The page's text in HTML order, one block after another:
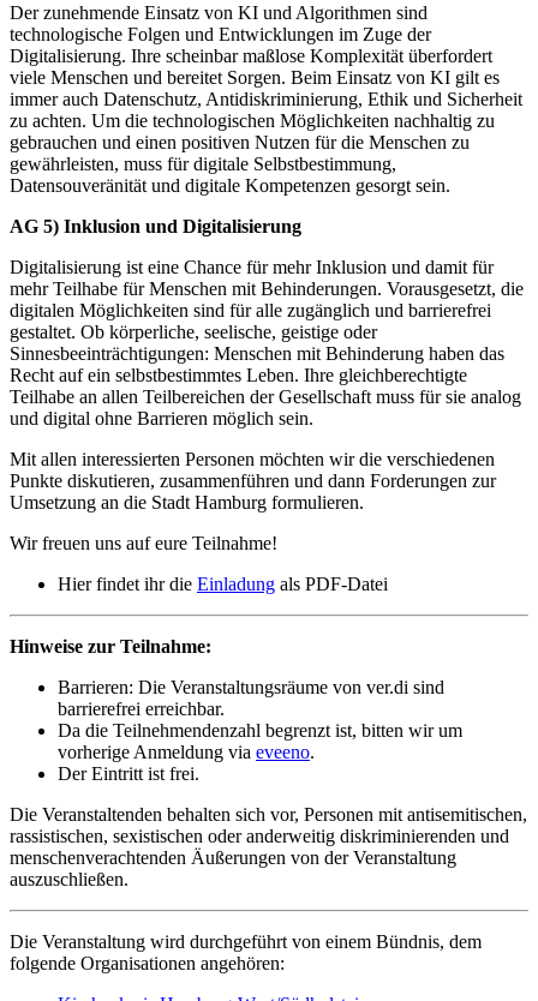
Der zunehmende Einsatz von KI und Algorithmen sind
technologische Folgen und Entwicklungen im Zuge der
Digitalisierung. Ihre scheinbar maßlose Komplexität überfordert
viele Menschen und bereitet Sorgen. Beim Einsatz von KI gilt es
immer auch Datenschutz, Antidiskriminierung, Ethik und Sicherheit
zu achten. Um die technologischen Möglichkeiten nachhaltig zu
gebrauchen und einen positiven Nutzen für die Menschen zu
gewährleisten, muss für digitale Selbstbestimmung,
Datensouveränität und digitale Kompetenzen gesorgt sein.
AG 5) Inklusion und Digitalisierung
Digitalisierung ist eine Chance für mehr Inklusion und damit für
mehr Teilhabe für Menschen mit Behinderungen. Vorausgesetzt, die
digitalen Möglichkeiten sind für alle zugänglich und barrierefrei
gestaltet. Ob körperliche, seelische, geistige oder
Sinnesbeeinträchtigungen: Menschen mit Behinderung haben das
Recht auf ein selbstbestimmtes Leben. Ihre gleichberechtigte
Teilhabe an allen Teilbereichen der Gesellschaft muss für sie analog
und digital ohne Barrieren möglich sein.
Mit allen interessierten Personen möchten wir die verschiedenen
Punkte diskutieren, zusammenführen und dann Forderungen zur
Umsetzung an die Stadt Hamburg formulieren.
Wir freuen uns auf eure Teilnahme!
Hier findet ihr die Einladung als PDF-Datei
Hinweise zur Teilnahme:
Barrieren: Die Veranstaltungsräume von ver.di sind
barrierefrei erreichbar.
Da die Teilnehmendenzahl begrenzt ist, bitten wir um
vorherige Anmeldung via eveeno.
Der Eintritt ist frei.
Die Veranstaltenden behalten sich vor, Personen mit antisemitischen,
rassistischen, sexistischen oder anderweitig diskriminierenden und
menschenverachtenden Äußerungen von der Veranstaltung
auszuschließen.
Die Veranstaltung wird durchgeführt von einem Bündnis, dem
folgende Organisationen angehören: